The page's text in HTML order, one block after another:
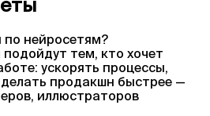
по нейросетям?
тем, кто хочет
ускорять процессы,
продакшн быстрее —
иллюстраторов